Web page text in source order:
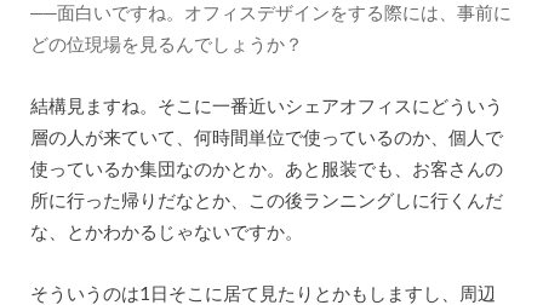
──面白いですね。オフィスデザインをする際には、事前に
どの位現場を見るんでしょうか？
結構見ますね。そこに一番近いシェアオフィスにどういう
層の人が来ていて、何時間単位で使っているのか、個人で
使っているか集団なのかとか。あと服装でも、お客さんの
所に行った帰りだなとか、この後ランニングしに行くんだ
な、とかわかるじゃないですか。
そういうのは1日そこに居て見たりとかもしますし、周辺